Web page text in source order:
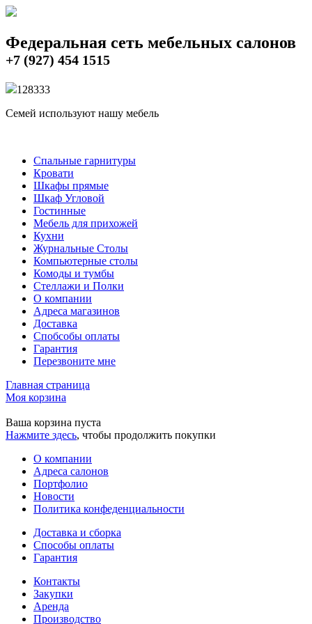
Федеральная сеть мебельных салонов
+7 (927) 454 1515
128333
Семей используют нашу мебель
Спальные гарнитуры
Кровати
Шкафы прямые
Шкаф Угловой
Гостинные
Мебель для прихожей
Кухни
Журнальные Столы
Компьютерные столы
Комоды и тумбы
Стеллажи и Полки
О компании
Адреса магазинов
Доставка
Спобсобы оплаты
Гарантия
Перезвоните мне
Главная страница
Моя корзина
Ваша корзина пуста
Нажмите здесь, чтобы продолжить покупки
О компании
Адреса салонов
Портфолио
Новости
Политика конфеденциальности
Доставка и сборка
Способы оплаты
Гарантия
Контакты
Закупки
Аренда
Производство